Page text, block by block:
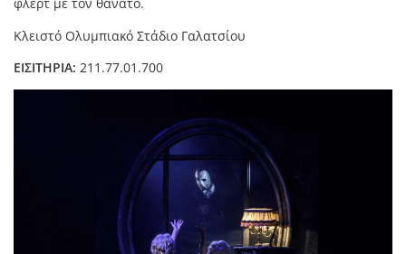
Κλειστό Ολυμπιακό Στάδιο Γαλατσίου
ΕΙΣΙΤΗΡΙΑ: 211.77.01.700